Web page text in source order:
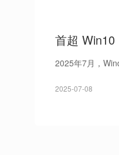
首超
2025年7月，
2025-07-08